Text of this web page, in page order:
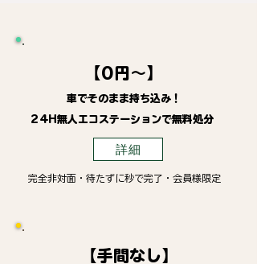
【0円～】
車でそのまま持ち込み！
24H無人エコステーションで無料処分
詳細
完全非対面・待たずに秒で完了・会員様限定
【手間なし】